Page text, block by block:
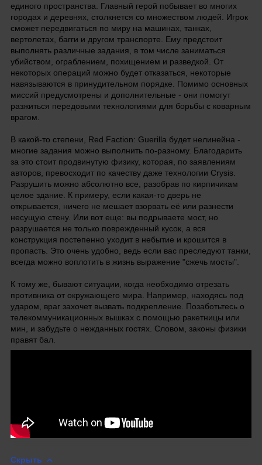
единого пространства. Главный герой побывает во многих
городах и деревнях, столкнется со множеством людей. Игрок
сможет передвигаться по миру на машинах, танках,
вертолетах, багги и другом транспорте. Ему предстоит
выполнять различные задания, в том числе заниматься
убийством, ограблением, похищением и разведкой. От
некоторых операций можно будет отказаться, некоторые
навязываются в принудительном порядке. Помимо основных
миссий предусмотрены и дополнительные - они помогут
разжиться передовыми технологиями для борьбы с коварным
врагом.
В какой-то степени, Red Faction: Guerilla будет нелинейна -
многие задания можно выполнить по-разному. Благодарить
за это стоит продвинутую физику, которая, по заявлениям
авторов, превосходит по качеству даже технологии Crysis.
Разрушить можно абсолютно все, разобрав по кирпичикам
целое здание. К примеру, если какая-то дверь не
открывается, ничего не мешает взорвать её или разнести
несущую стену. Или вот еще: вы подрываете мост, но
разрушается не только поврежденный кусок, а вся
конструкция постепенно уходит в небытие и крошится в
пропасть. Это очень удобно, ведь если вас преследуют танки,
всегда можно воплотить в жизнь выражение "сжечь мосты".
К тому же, бывают ситуации, когда необходимо отрезать
противника от окружающего мира. Например, находясь под
ударом, враг захочет вызвать подкрепление. Позаботьтесь о
телекоммуникационных вышках с помощью ракетницы или
мин, и забудьте о нежданных гостях. Словом, законы физики
правят бал.
Скрыть